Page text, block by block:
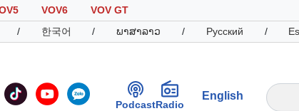
VOV6
VOV GT
/ 한국어 / ພາສາລາວ / Русский /
PodcastRadio
English